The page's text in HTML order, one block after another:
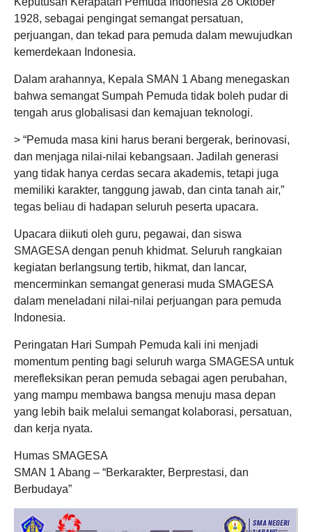
1928, sebagai pengingat semangat persatuan,
perjuangan, dan tekad para pemuda dalam mewujudkan
kemerdekaan Indonesia.
Dalam arahannya, Kepala SMAN 1 Abang menegaskan
bahwa semangat Sumpah Pemuda tidak boleh pudar di
tengah arus globalisasi dan kemajuan teknologi.
> “Pemuda masa kini harus berani bergerak, berinovasi,
dan menjaga nilai-nilai kebangsaan. Jadilah generasi
yang tidak hanya cerdas secara akademis, tetapi juga
memiliki karakter, tanggung jawab, dan cinta tanah air,”
tegas beliau di hadapan seluruh peserta upacara.
Upacara diikuti oleh guru, pegawai, dan siswa
SMAGESA dengan penuh khidmat. Seluruh rangkaian
kegiatan berlangsung tertib, hikmat, dan lancar,
mencerminkan semangat generasi muda SMAGESA
dalam meneladani nilai-nilai perjuangan para pemuda
Indonesia.
Peringatan Hari Sumpah Pemuda kali ini menjadi
momentum penting bagi seluruh warga SMAGESA untuk
merefleksikan peran pemuda sebagai agen perubahan,
yang mampu membawa bangsa menuju masa depan
yang lebih baik melalui semangat kolaborasi, persatuan,
dan kerja nyata.
Humas SMAGESA
SMAN 1 Abang – “Berkarakter, Berprestasi, dan
Berbudaya”